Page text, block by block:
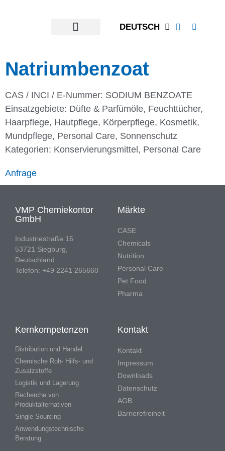
DEUTSCH
Natriumbenzoat
CAS / INCI / E-Nummer: SODIUM BENZOATE
Einsatzgebiete: Düfte & Parfümöle, Feuchttücher,
Haarpflege, Hautpflege, Körperpflege, Kosmetik,
Mundpflege, Personal Care, Sonnenschutz
Kategorien: Konservierungsmittel , Personal Care
Anfrage
VMP Chemiekontor
GmbH
Industriestraße 16
53721 Siegburg,
Deutschland
Telefon: +49 2241 265660
Märkte
CASE
Chemicals
Nutrition
Personal Care
Pet Food
Pharma
Kernkompetenzen
Distribution und Handel
Chemische Roh- Hilfs- und
Zusatzstoffe
Logistik und Lagerung
Recherche von
Produktalternativen
Single Sourcing
Anwendungstechnische
Beratung
Kontakt
Kontakt
Impressum
Downloads
Datenschutz
AGB
Barrierefreiheit